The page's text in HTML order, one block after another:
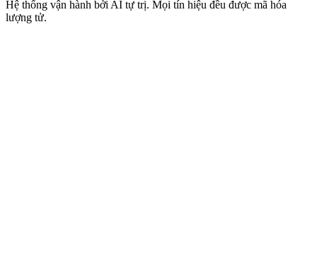
Hệ thống vận hành bởi AI tự trị. Mọi tín hiệu đều được mã hóa
lượng tử.